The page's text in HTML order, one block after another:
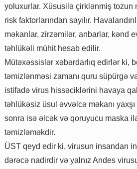
yoluxurlar. Xüsusilə çirklənmiş tozun
risk faktorlarından sayılır.
məkanlar, zirzəmilər, anbarlar, kənd
təhlükəli mühit hesab edilir.
Mütəxəssislər xəbərdarlıq edirlər ki,
təmizlənməsi zamanı quru süpürgə
istifadə virus hissəciklərini havaya
təhlükəsiz üsul əvvəlcə məkanı
sonra isə əlcək və qoruyucu maska
təmizləməkdir.
ÜST qeyd edir ki, virusun insandan
dərəcə nadirdir və yalnız Andes